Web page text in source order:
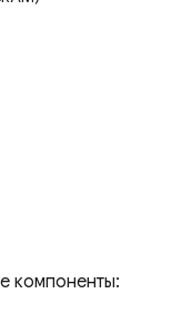
компоненты: